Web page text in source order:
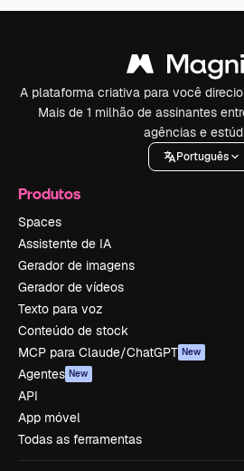
A plataforma criativa para você
Mais de 1 milhão de assinantes
agências e
Português
Produtos
Spaces
Assistente de IA
Gerador de imagens
Gerador de vídeos
Texto para voz
Conteúdo de stock
MCP para Claude/ChatGPT New
Agentes New
API
App móvel
Todas as ferramentas